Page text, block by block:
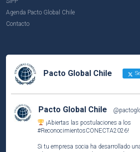
Agenda Pacto Global Chile
Contacto
Pacto Global Chile
Pacto Global Chile
¡Abiertas las postulaciones a los
#ReconocimientosCONECTA2026!
Si tu empresa socia ha desarrollado